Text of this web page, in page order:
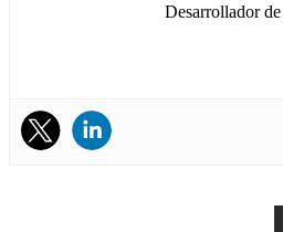
Desarrollador